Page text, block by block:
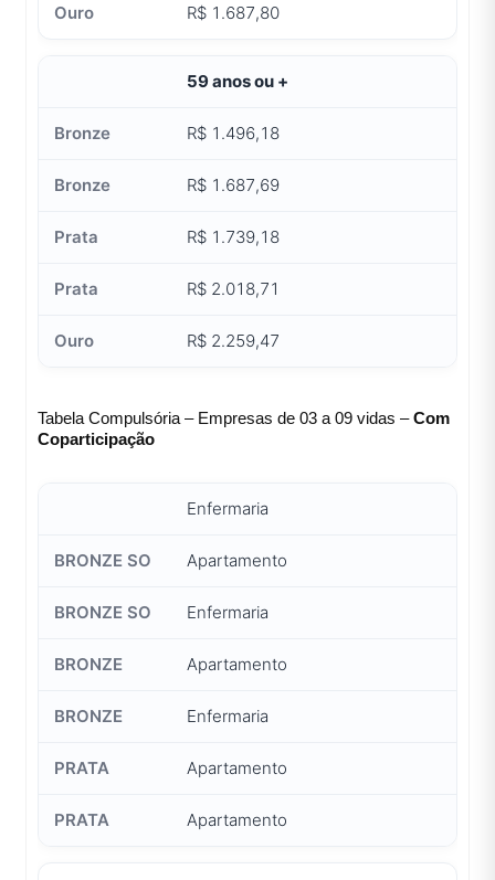
R$ 1.687,80
59 anos ou +
R$ 1.496,18
R$ 1.687,69
R$ 1.739,18
R$ 2.018,71
R$ 2.259,47
Tabela Compulsória – Empresas de 03 a 09 vidas –Com
Coparticipação
Enfermaria
Apartamento
Enfermaria
Apartamento
Enfermaria
Apartamento
Apartamento